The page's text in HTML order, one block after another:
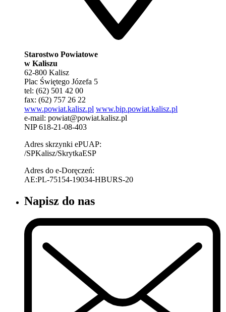
Starostwo Powiatowe
w Kaliszu
62-800 Kalisz
Plac Świętego Józefa 5
tel: (62) 501 42 00
fax: (62) 757 26 22
www.powiat.kalisz.pl www.bip.powiat.kalisz.pl
e-mail: powiat@powiat.kalisz.pl
NIP 618-21-08-403
Adres skrzynki ePUAP:
/SPKalisz/SkrytkaESP
Adres do e-Doręczeń:
AE:PL-75154-19034-HBURS-20
Napisz do nas